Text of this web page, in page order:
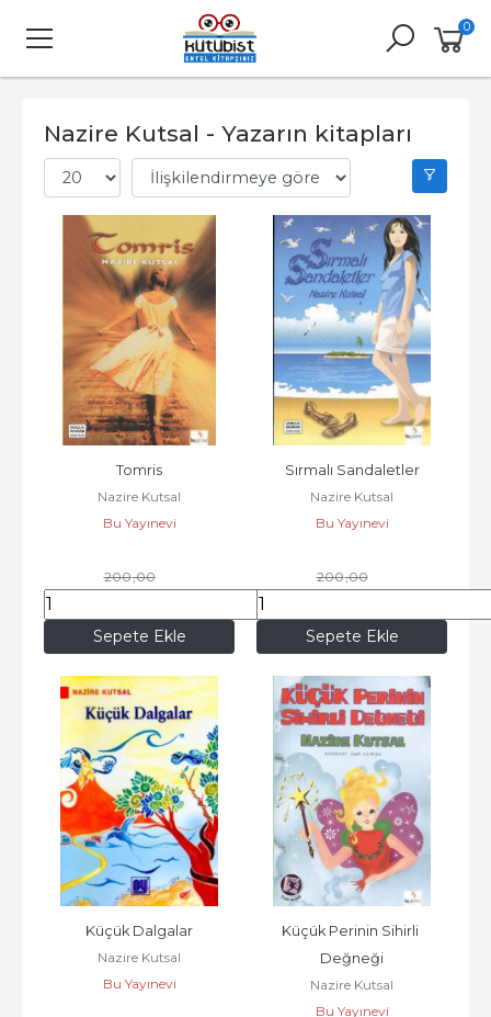
0
Nazire Kutsal - Yazarın kitapları
Sepete Ekle
Tomris
Nazire Kutsal
Bu Yayınevi
200,00
170,00
Sepete Ekle
Sırmalı Sandaletler
Nazire Kutsal
Bu Yayınevi
200,00
170,00
Küçük Dalgalar
Nazire Kutsal
Bu Yayınevi
Küçük Perinin Sihirli
Değneği
Nazire Kutsal
Bu Yayınevi